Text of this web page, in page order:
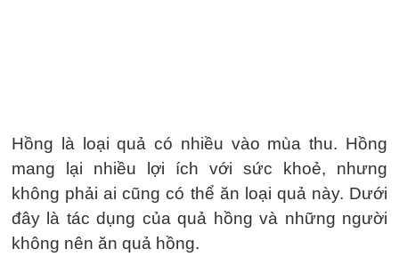
Hồng là loại quả có nhiều vào mùa thu. Hồng
mang lại nhiều lợi ích với sức khoẻ, nhưng
không phải ai cũng có thể ăn loại quả này. Dưới
đây là tác dụng của quả hồng và những người
không nên ăn quả hồng.